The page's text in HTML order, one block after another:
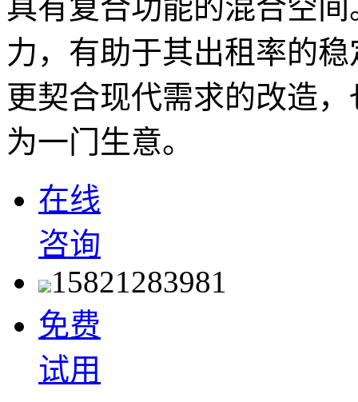
具有复合功能的混合空
力，有助于其出租率的
更契合现代需求的改造
为一门生意。
在线
咨询
15821283981
免费
试用